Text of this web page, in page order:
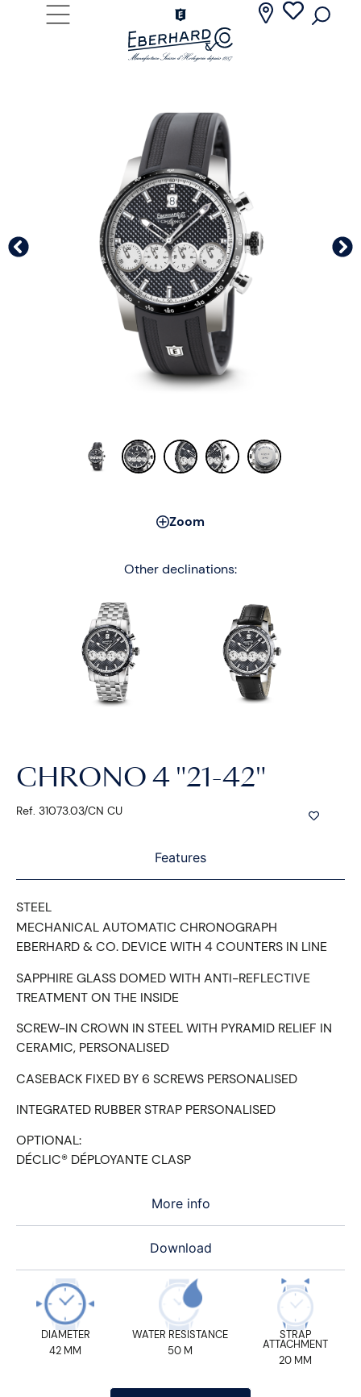
Zoom
Other declinations:
CHRONO 4 "21-42"
Ref. 31073.03/CN CU
Features
More info
Download
STEEL
MECHANICAL AUTOMATIC CHRONOGRAPH
EBERHARD & CO. DEVICE WITH 4 COUNTERS IN LINE
SAPPHIRE GLASS DOMED WITH ANTI-REFLECTIVE
TREATMENT ON THE INSIDE
SCREW-IN CROWN IN STEEL WITH PYRAMID RELIEF IN
CERAMIC, PERSONALISED
CASEBACK FIXED BY 6 SCREWS PERSONALISED
INTEGRATED RUBBER STRAP PERSONALISED
OPTIONAL:
DÉCLIC® DÉPLOYANTE CLASP
DIAMETER
42 MM
WATER RESISTANCE
50 M
STRAP
ATTACHMENT
20 MM